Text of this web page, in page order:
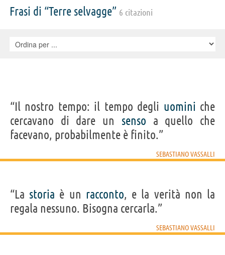
Frasi di “Terre selvagge” 6 citazioni
“Il nostro tempo: il tempo degli uomini che
cercavano di dare un senso a quello che
facevano, probabilmente è finito.”
SEBASTIANO VASSALLI
“La storia è un racconto, e la verità non la
regala nessuno. Bisogna cercarla.”
SEBASTIANO VASSALLI